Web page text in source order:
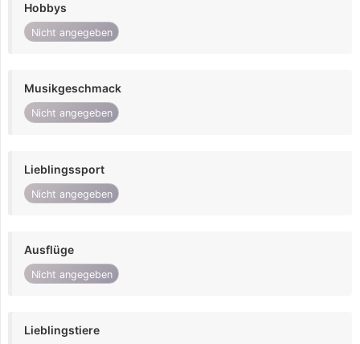
Hobbys
Nicht angegeben
Musikgeschmack
Nicht angegeben
Lieblingssport
Nicht angegeben
Ausflüge
Nicht angegeben
Lieblingstiere